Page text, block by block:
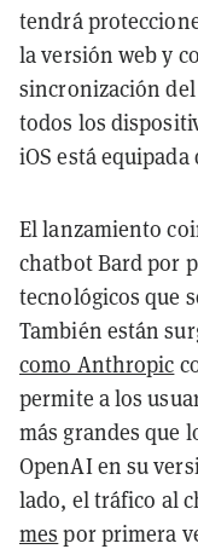
tendrá
la versión web y
sincronización
todos los
iOS está
El lanzamiento
chatbot Bard por
tecnológicos que
También están
como Anthropic
permite a los
más grandes que
OpenAI en su
lado, el tráfico al
mes por primera